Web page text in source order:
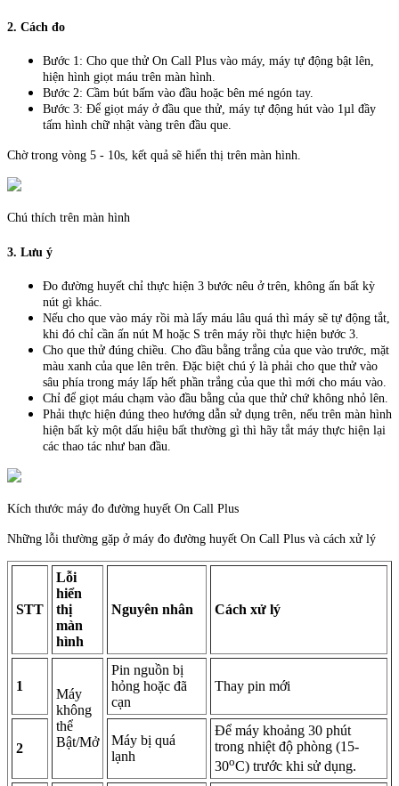
2. Cách đo
Bước 1: Cho que thử On Call Plus vào máy, máy tự động bật lên,
hiện hình giọt máu trên màn hình.
Bước 2: Cầm bút bấm vào đầu hoặc bên mé ngón tay.
Bước 3: Để giọt máy ở đầu que thử, máy tự động hút vào 1µl đầy
tấm hình chữ nhật vàng trên đầu que.
Chờ trong vòng 5 - 10s, kết quả sẽ hiển thị trên màn hình.
Chú thích trên màn hình
3. Lưu ý
Đo đường huyết chỉ thực hiện 3 bước nêu ở trên, không ấn bất kỳ
nút gì khác.
Nếu cho que vào máy rồi mà lấy máu lâu quá thì máy sẽ tự động tắt,
khi đó chỉ cần ấn nút M hoặc S trên máy rồi thực hiện bước 3.
Cho que thử đúng chiều. Cho đầu bằng trắng của que vào trước, mặt
màu xanh của que lên trên. Đặc biệt chú ý là phải cho que thử vào
sâu phía trong máy lấp hết phần trắng của que thì mới cho máu vào.
Chỉ để giọt máu chạm vào đầu bằng của que thử chứ không nhỏ lên.
Phải thực hiện đúng theo hướng dẫn sử dụng trên, nếu trên màn hình
hiện bất kỳ một dấu hiệu bất thường gì thì hãy tắt máy thực hiện lại
các thao tác như ban đầu.
Kích thước máy đo đường huyết On Call Plus
Những lỗi thường gặp ở máy đo đường huyết On Call Plus và cách xử lý
STT
Lỗi
hiển
thị
màn
hình
Nguyên nhân Cách xử lý
1
Máy
không
thể
Bật/Mở
Pin nguồn bị
hỏng hoặc đã
cạn
Thay pin mới
2
Máy bị quá
lạnh
Để máy khoảng 30 phút
trong nhiệt độ phòng (15-
30oC) trước khi sử dụng.